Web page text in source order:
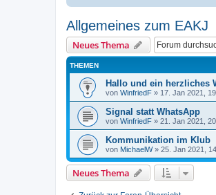
Allgemeines zum EAKJ
Neues Thema
THEMEN
Hallo und ein herzliches
von WinfriedF » 17. Jan 2021,
Signal statt WhatsApp
von WinfriedF » 21. Jan 2021,
Kommunikation im Klub
von MichaelW» 25. Jan 2021,
Neues Thema